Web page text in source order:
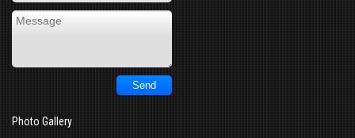
Photo Gallery